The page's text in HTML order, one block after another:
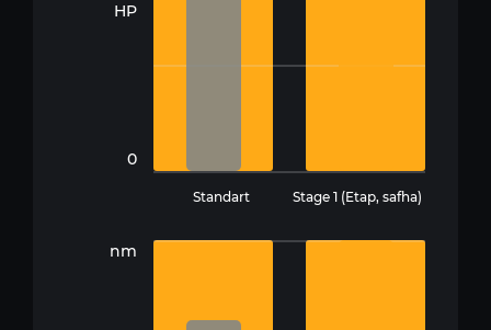
HP
0
Standart Stage 1 (Etap, safha)
nm